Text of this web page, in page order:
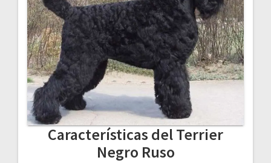
Características del Terrier
Negro Ruso